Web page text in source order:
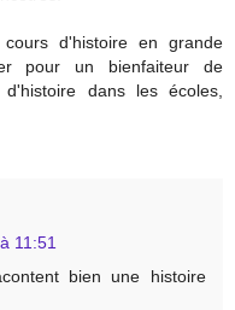
d'histoire en grande
pour un bienfaiteur de
dans les écoles,
11:51
bien une histoire